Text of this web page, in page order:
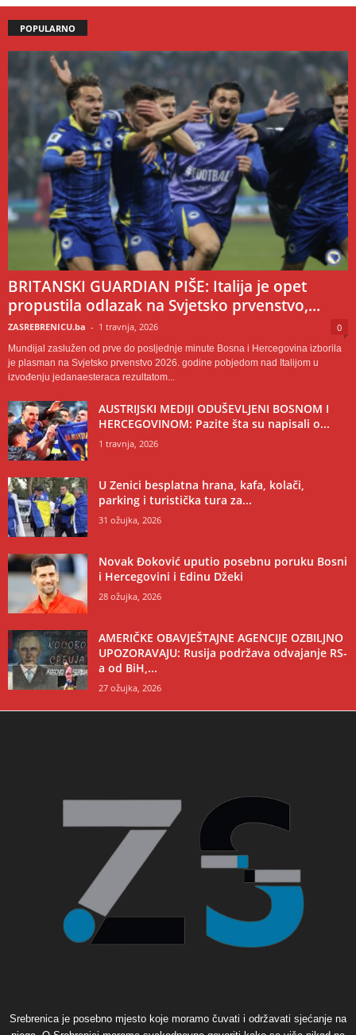
POPULARNO
BRITANSKI GUARDIAN PIŠE: Italija je opet
propustila odlazak na Svjetsko prvenstvo,...
ZASREBRENICU.ba - 1 travnja, 2026 0
Mundijal zaslužen od prve do posljednje minute Bosna i Hercegovina izborila
je plasman na Svjetsko prvenstvo 2026. godine pobjedom nad Italijom u
izvođenju jedanaesteraca rezultatom...
AUSTRIJSKI MEDIJI ODUŠEVLJENI BOSNOM I
HERCEGOVINOM: Pazite šta su napisali o...
1 travnja, 2026
U Zenici besplatna hrana, kafa, kolači,
parking i turistička tura za...
31 ožujka, 2026
Novak Đoković uputio posebnu poruku Bosni
i Hercegovini i Edinu Džeki
28 ožujka, 2026
AMERIČKE OBAVJEŠTAJNE AGENCIJE OZBILJNO
UPOZORAVAJU: Rusija podržava odvajanje RS-
a od BiH,...
27 ožujka, 2026
Srebrenica je posebno mjesto koje moramo čuvati i održavati sjećanje na